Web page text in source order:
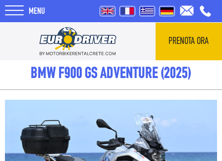
MENU
PRENOTA ORA
NOLEGGI
CHI SIAMO
RECENSIONI
BMW F900 GS ADVENTURE (2025)